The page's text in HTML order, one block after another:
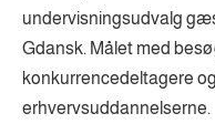
undervisningsudvalg
Gdansk. Målet med
konkurrencedeltagere
erhvervsuddannelserne.